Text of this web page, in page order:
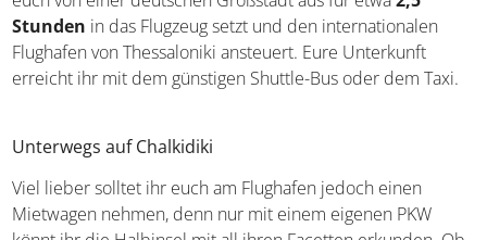
Die griechische Halbinsel erreicht ihr am besten, indem
ihr euch von einer deutschen Großstadt aus für etwa2,5
Stundenin das Flugzeug setzt und den internationalen
Flughafen von Thessaloniki ansteuert. Eure Unterkunft
Taxi.
Unterwegs auf Chalkidiki